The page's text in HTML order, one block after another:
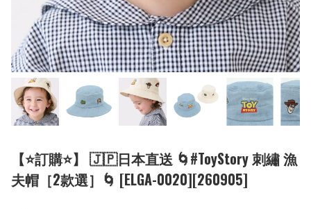
【⭐訂購⭐】 🇯🇵日本直送 🌀#ToyStory 刺繡 漁
夫帽［2款選］🌀 [ELGA-0020][260905]